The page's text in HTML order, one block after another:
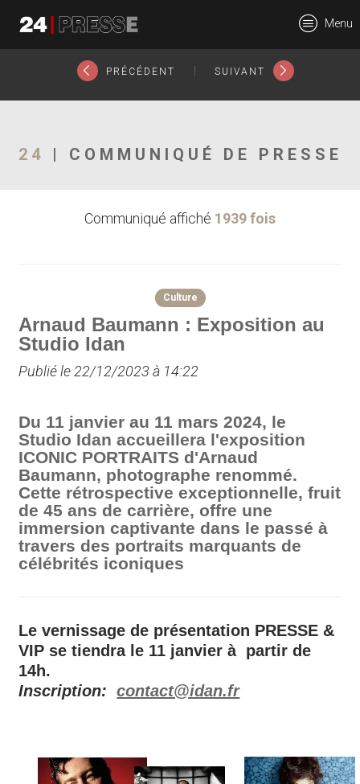
24Presse -
Communiqués de
Menu
PRÉCÉDENT SUIVANT
24 | COMMUNIQUÉ DE PRESSE
Communiqué affiché 1939 fois
Culture
Arnaud Baumann : Exposition au
Studio Idan
Publié le 22/12/2023 à 14:22
Du 11 janvier au 11 mars 2024, le
Studio Idan accueillera l'exposition
ICONIC PORTRAITS d'Arnaud
Baumann, photographe renommé.
Cette rétrospective exceptionnelle, fruit
de 45 ans de carrière, offre une
immersion captivante dans le passé à
travers des portraits marquants de
célébrités iconiques
Le vernissage de présentation PRESSE &
VIP se tiendra le 11 janvier à partir de
14h.
Inscription:contact@idan.fr